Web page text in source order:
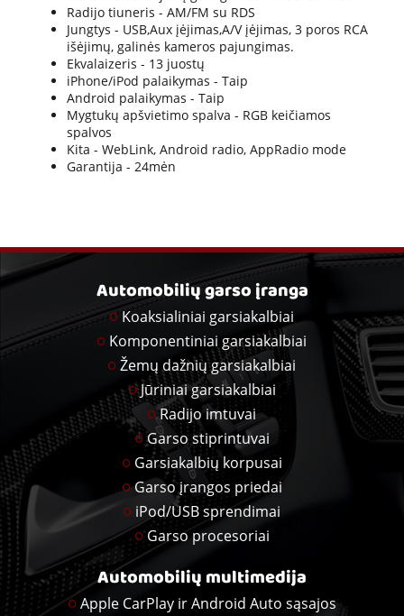
Radijo tiuneris - AM/FM su RDS
Jungtys - USB,Aux įėjimas,A/V įėjimas, 3 poros RCA
išėjimų, galinės kameros pajungimas.
Ekvalaizeris - 13 juostų
iPhone/iPod palaikymas - Taip
Android palaikymas - Taip
Mygtukų apšvietimo spalva - RGB keičiamos
spalvos
Kita - WebLink, Android radio, AppRadio mode
Garantija - 24mėn
Automobilių garso įranga
Koaksialiniai garsiakalbiai
Komponentiniai garsiakalbiai
Žemų dažnių garsiakalbiai
Jūriniai garsiakalbiai
Radijo imtuvai
Garso stiprintuvai
Garsiakalbių korpusai
Garso įrangos priedai
iPod/USB sprendimai
Garso procesoriai
Automobilių multimedija
Apple CarPlay ir Android Auto sąsajos